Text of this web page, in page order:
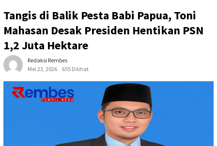
Tangis di Balik Pesta Babi Papua, Toni
Mahasan Desak Presiden Hentikan PSN
1,2 Juta Hektare
Redaksi Rembes
Mei 23, 2026
655 Dilihat